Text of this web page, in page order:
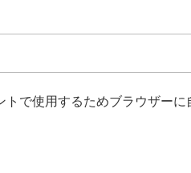
トで使用するためブラウザー